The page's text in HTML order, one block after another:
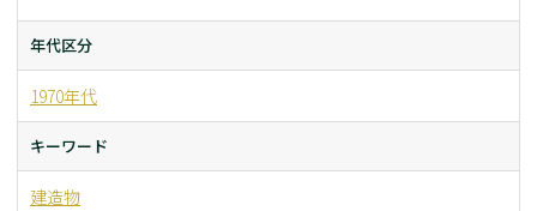
年代区分
1970年代
キーワード
建造物